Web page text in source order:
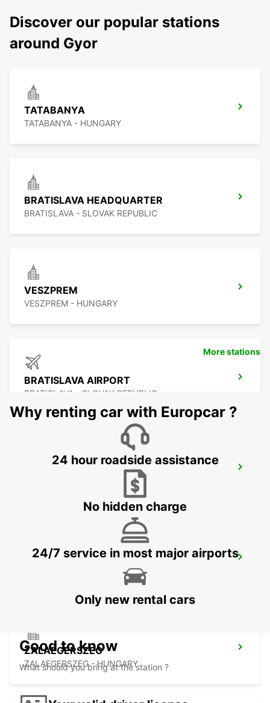
Discover our popular stations
around Gyor
TATABANYA
TATABANYA - HUNGARY
BRATISLAVA HEADQUARTER
BRATISLAVA - SLOVAK REPUBLIC
VESZPREM
VESZPREM - HUNGARY
BRATISLAVA AIRPORT
BRATISLAVA - SLOVAK REPUBLIC
SZEKESFEHERVAR - HUNGARY
VIENNA AIRPORT
ZALAEGERSZEG
ZALAEGERSZEG - HUNGARY
More stations
Why renting car with Europcar ?
24 hour roadside assistance
No hidden charge
24/7 service in most major airports
Only new rental cars
Good to know
What should you bring at the station ?